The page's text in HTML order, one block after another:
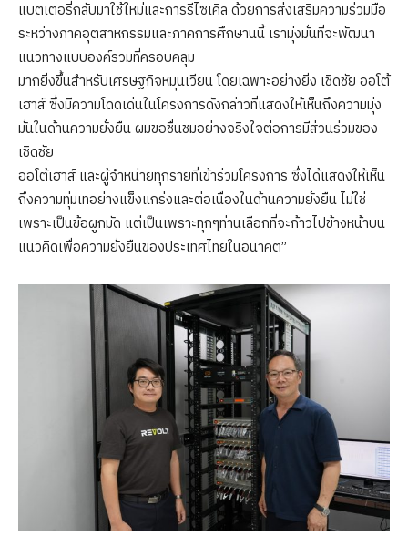
แบตเตอรี่กลับมาใช้ใหม่และการรีไซเคิล ด้วยการส่งเสริมความร่วมมือ
ระหว่างภาคอุตสาหกรรมและภาคการศึกษานนี้ เรามุ่งมั่นที่จะพัฒนา
แนวทางแบบองค์รวมที่ครอบคลุม
มากยิ่งขึ้นสำหรับเศรษฐกิจหมุนเวียน โดยเฉพาะอย่างยิ่ง เชิดชัย ออโต้
เฮาส์ ซึ่งมีความโดดเด่นในโครงการดังกล่าวที่แสดงให้เห็นถึงความมุ่ง
มั่นในด้านความยั่งยืน ผมขอชื่นชมอย่างจริงใจต่อการมีส่วนร่วมของ
เชิดชัย
ออโต้เฮาส์ และผู้จำหน่ายทุกรายที่เข้าร่วมโครงการ ซึ่งได้แสดงให้เห็น
ถึงความทุ่มเทอย่างแข็งแกร่งและต่อเนื่องในด้านความยั่งยืน ไม่ใช่
เพราะเป็นข้อผูกมัด แต่เป็นเพราะทุกๆท่านเลือกที่จะก้าวไปข้างหน้าบน
แนวคิดเพื่อความยั่งยืนของประเทศไทยในอนาคต”